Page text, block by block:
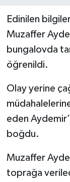
Edinilen
Muzaffer
bungalovda
öğrenildi.
Olay yerine
eden
boğdu.
Muzaffer
toprağa